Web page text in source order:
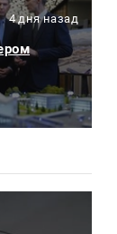
4 дня назад